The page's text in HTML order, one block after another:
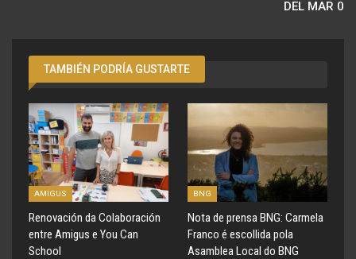
DEL MAR 0
TAMBIÉN PODRÍA GUSTARTE
AMIGUS
Renovación da Colaboración
entre Amigus e You Can
School
BNG
Nota de prensa BNG: Carmela
Franco é escollida pola
Asamblea Local do BNG